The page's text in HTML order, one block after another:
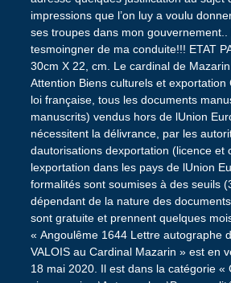
impressions que l’on luy a voulu
ses troupes dans mon
tesmoingner de ma conduite!!! ETAT
30cm X 22, cm. Le cardinal de
Attention Biens culturels et exportation
loi française, tous les documents
manuscrits) vendus hors de lUnion
nécessitent la délivrance, par les
dautorisations dexportation (licence et
lexportation dans les pays de lUnion
formalités sont soumises à des seuils
dépendant de la nature des
sont gratuite et prennent quelques
« Angoulême 1644 Lettre autographe
VALOIS au Cardinal Mazarin » est en
18 mai 2020. Il est dans la catégorie «